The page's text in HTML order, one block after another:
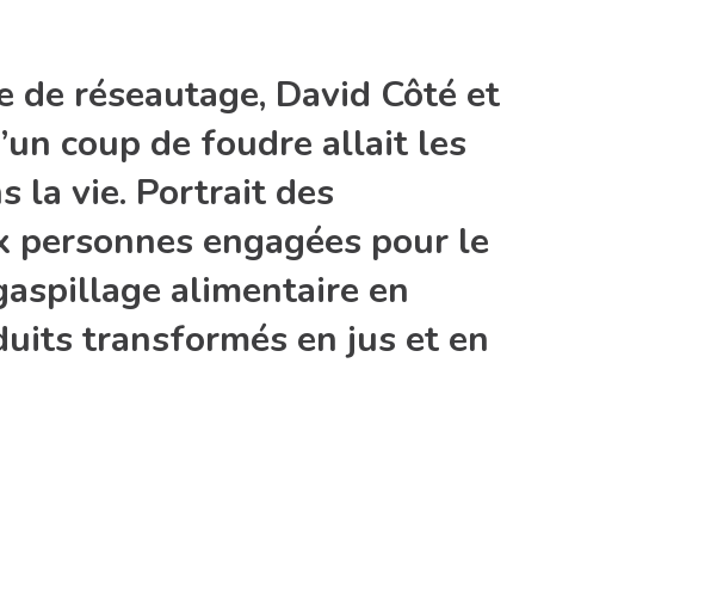
de réseautage, David Côté et
coup de foudre allait les
la vie. Portrait des
engagées pour le
alimentaire en
transformés en jus et en